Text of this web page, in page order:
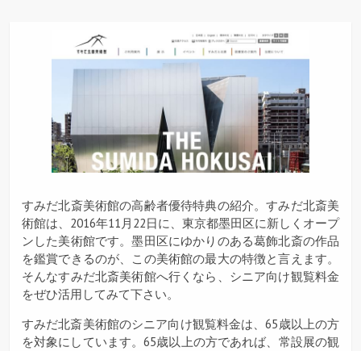
すみだ北斎美術館の高齢者優待特典の紹介。すみだ北斎美
術館は、2016年11月22日に、東京都墨田区に新しくオープ
ンした美術館です。墨田区にゆかりのある葛飾北斎の作品
を鑑賞できるのが、この美術館の最大の特徴と言えます。
そんなすみだ北斎美術館へ行くなら、シニア向け観覧料金
をぜひ活用してみて下さい。
すみだ北斎美術館のシニア向け観覧料金は、65歳以上の方
を対象にしています。65歳以上の方であれば、常設展の観